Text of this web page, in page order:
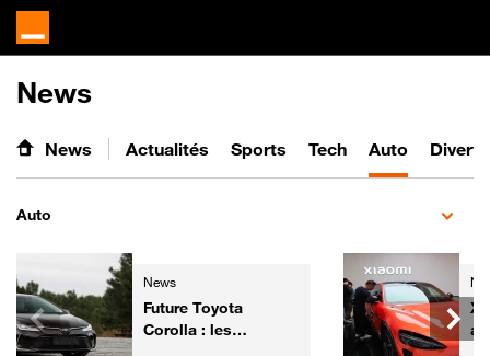
News
News Actualités Sports Tech Auto
Auto
News
Future Toyota
Corolla : les